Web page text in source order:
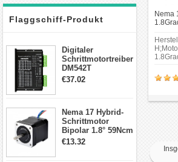
Flaggschiff-Produkt
Digitaler
Schrittmotortreiber
DM542T
Schrittmotor
Schrittmotor
€37.02
Nema 17 Hybrid-
Schrittmotor
Bipolar 1.8° 59Ncm
2A 4 Drähte mit 1m
€13.32
Nema